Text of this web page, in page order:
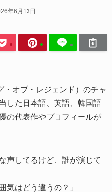
年6月13日
・オブ・レジェンド）のチャ
した日本語、英語、韓国語
の代表作やプロフィールが
声してるけど、誰が演じて
気はどう違うの？」